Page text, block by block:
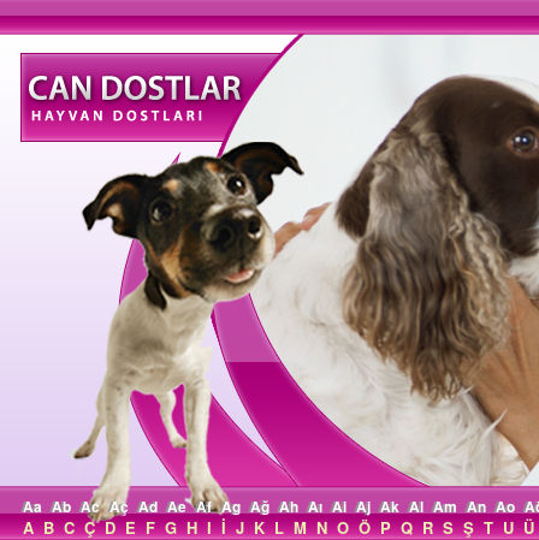
Aa Ab Ac Aç Ad Ae Af Ag Ağ Ah Aı Ai Aj Ak Al Am An Ao
A B C Ç D E F G H I İ J K L M N O Ö P Q R S Ş T U Ü